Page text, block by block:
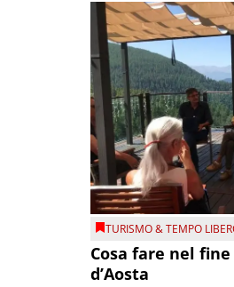
TURISMO & TEMPO
Cosa fare nel
d’Aosta